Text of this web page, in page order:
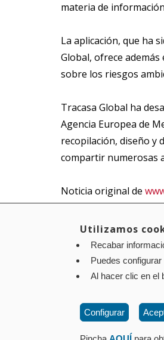
materia de
La aplicación, que ha
Global, ofrece además
sobre los riesgos
Tracasa Global ha
Agencia Europea de
recopilación, diseño y
compartir numerosas
Noticia original de
Aviso legal Política de
: Paseo de
Utilizamos
Recabar
Puedes
Al hacer clic en el
Configurar